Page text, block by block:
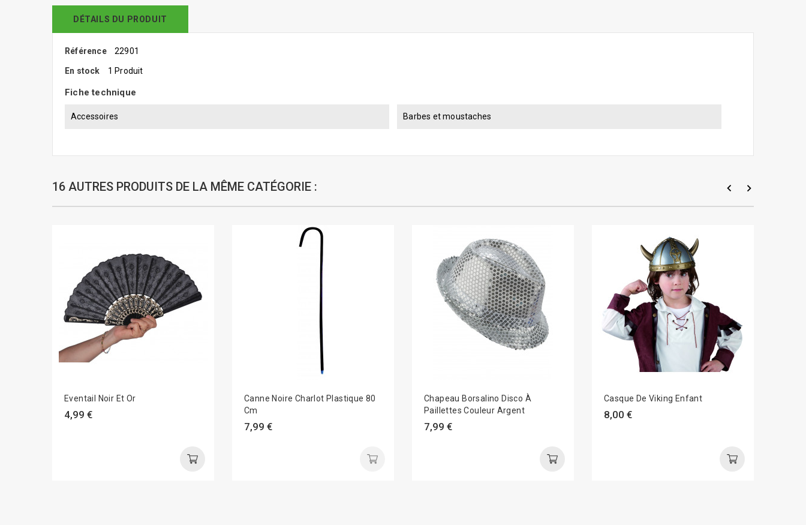
DÉTAILS DU PRODUIT
Référence 22901
En stock 1 Produit
Fiche technique
Accessoires Barbes et moustaches
16 AUTRES PRODUITS DE LA MÊME CATÉGORIE :
Eventail Noir Et Or
4,99 €
Canne Noire Charlot Plastique 80
Cm
7,99 €
Chapeau Borsalino Disco À
Paillettes Couleur Argent
7,99 €
Casque De Viking Enfant
8,00 €